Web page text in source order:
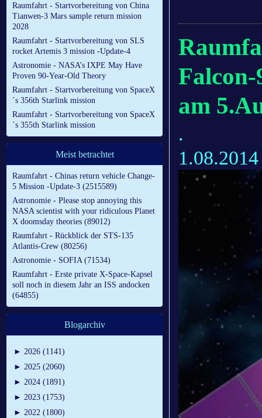
Raumfahrt - Startvorbereitung von China
Tianwen-3 Mars sample return mission
2028
Raumfahrt - Startvorbereitung von SLS
rocket Artemis 3 mission -Update-4
Astronomie - NASA’s IXPE May Have
Proven 90-Year-Old Theory
Raumfahrt - Startvorbereitung von SpaceX
´s 356th Starlink mission
Raumfahrt - Startvorbereitung von SpaceX
´s 355th Starlink mission
Meist betrachtet
Raumfahrt - Chinas return vehicle Change-
5 Mission -Update-3 (2515589)
Astronomie - Please stop annoying this
NASA scientist with your ridiculous Planet
X doomsday theories (89012)
Raumfahrt - Rückblick der STS-135
Atlantis-Crew (80256)
Astronomie - SOFIA (71534)
Raumfahrt - Erste private X-Space-Kapsel
soll noch in diesem Jahr an ISS andocken
(64855)
Blogarchiv
► 2026 (1141)
► 2025 (2060)
► 2024 (1891)
► 2023 (1753)
► 2022 (1800)
am
.
1.08.2014